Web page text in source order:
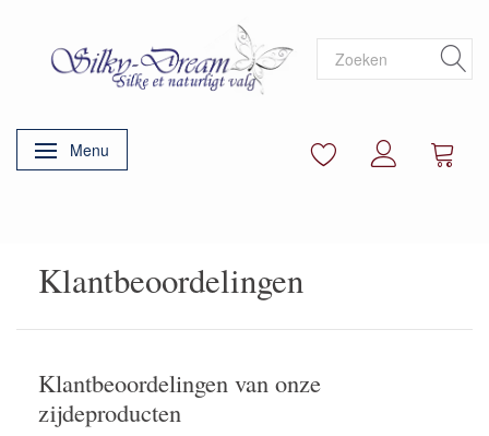
Navigatie in-/uitschakelen
Menu
Klantbeoordelingen
Klantbeoordelingen van onze
zijdeproducten